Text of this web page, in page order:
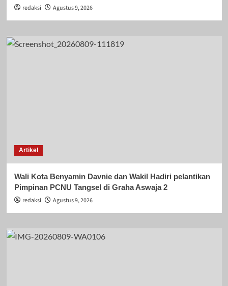
redaksi
Agustus 9, 2026
Artikel
Wali Kota Benyamin Davnie dan Wakil Hadiri pelantikan
Pimpinan PCNU Tangsel di Graha Aswaja 2
redaksi
Agustus 9, 2026